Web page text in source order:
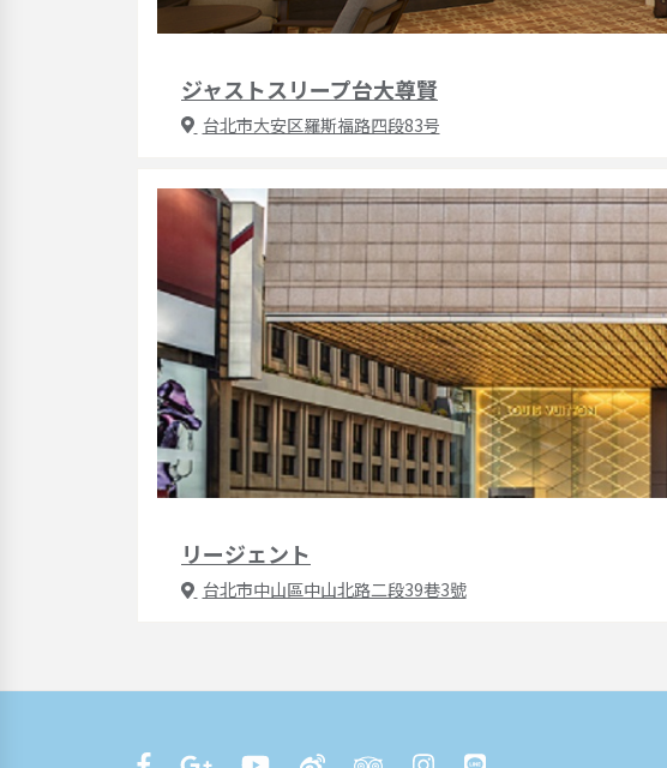
ジャストスリープ台大尊賢
台北市大安区羅斯福路四段83号
リージェント
台北市中山區中山北路二段39巷3號